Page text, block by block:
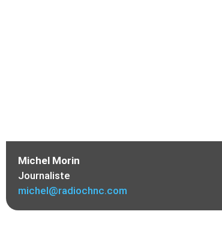
Michel Morin
Journaliste
michel@radiochnc.com